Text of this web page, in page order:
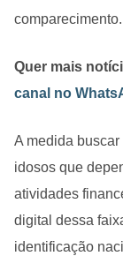
comparecimento.
Quer mais
canal no
A medida
idosos que
atividades
digital dessa
identificação